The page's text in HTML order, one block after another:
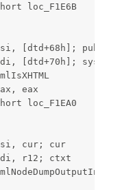
loc_F1E6B
[dtd+68h];
[dtd+70h];
eax
loc_F1EA0
cur; cur
rdi, r12; ctxt